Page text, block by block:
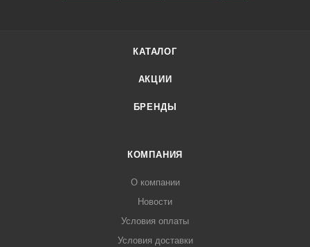
КАТАЛОГ
АКЦИИ
БРЕНДЫ
КОМПАНИЯ
О компании
Новости
Условия оплаты
Условия доставки